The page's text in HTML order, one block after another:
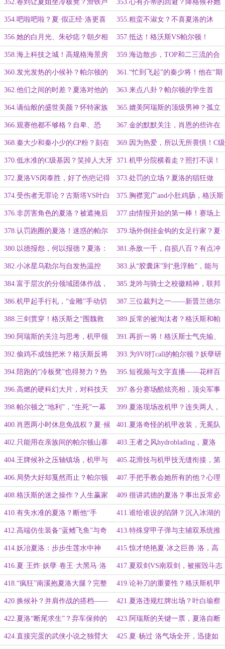
352.卷到让夏姐坐冷板凳？滑铁卢
式“待遇”！
353.心有芥蒂的回避？降格候补她
也稳得很！
354.吧啦吧啦？夏·假正经·洛更喜
欢动手！
355.粗蛮不淑女？不喜夏洛的沐
宸！
356.她的白月光、朱砂痣？朝夕相
处简直心机！
357.抵达！格沃斯VS帕尔顿！
358.海上科技之城！高规格海景房
之礼遇！
359.海边散步，TOP和二三流的合
作共赢！
360.发光发热的小候补？帕尔顿的
欢迎会！
361.“忙到飞起”的秦少将！他在“期
待”什么？
362.他们之间的时差？夏洛对他的
过度解读！
363.来点八卦？帕尔顿的学生首
席！
364.谪仙般的盛世美颜？怀特家族
与冰原雪狼！
365.媲美阿瑞斯的顶级男神？孤立
无援的金！
366.观赛他都不够格？自卑、恐
慌、突发事件！
367.金的默默关注，肖恩的些许在
意
368.秦大少和秦小少的CP粉？刻在
骨子里的张扬与自信！
369.因为热爱，所以无所畏惧！C级
基因亦能创造奇迹！
370.低水准的C级基因？笑掉人大牙
的格沃斯？
371.机甲分院横着走？照打不误！
372.夏洛VS闵泰胜，好了伤疤记得
疼！
373.处罚的立场？夏洛的猖狂做
派！
374.受伤者无罪论？古斯塔VS叶白
瑜！
375.胸襟宽广and小肚鸡肠，格沃斯
与帕尔顿的高下！
376.非厉害角色的夏洛？被遮掩后
的0曝光率！
377.由情报开始的第一棒！赛场上
见真章！
378.认罚跑圈的夏洛！迷惑的帕尔
顿机甲分院生！
379.场外倒挂金钩的女足行家？夏·
足球小将·洛的进球！
380.以德报怨，何以报德？夏洛：
我也不是什么好人
381.杀敌一千，自损八百？有点冲
动的机甲分院团宠！
382.小冰星乌勒尔与自发热温控
衣，机甲分赛场ready to go！
383.从“胶囊床”到“悬浮舱”，能与
自然对抗的科技之力！
384.富于层次的分领域团体作战，
阿拉丁的“魔毯”——悬浮座舱！
385.龙吟与骑士之校徽精神，联邦
第一批机甲的诞生！
386.机甲起手行礼，“金雕”手动切
换之极强参与感！
387.三位裁判之一——新晋兰德尔
少将，猝不及防第一战！
388.三剑贯穿！格沃斯之“围魏救
赵”！
389.反常的被淘汰者？格沃斯和帕
尔顿之新技术！
390.阿瑞斯的关注与思考，机甲领
域震惊众人的巨大变革！
391.再折一将！格沃斯士气先输、
举步维艰？！
392.偷鸡不成蚀把米？格沃斯反将
一军！
393.为9V8打call的帕尔顿？妖孽研
究者的技术buff！
394.陪跑的“冷板凳”也得努力？热
度持续攀升的友谊赛！
395.短视频与文字直播——花样百
出star sky，秦少衡的默默关注！
396.高燃的硬科幻大片，对科技天
然亲近的夏洛！
397.各分赛场酷炫亮相，顶尖军事
院校精英学子之battle！
398.帕尔顿之“地利”，“生死”一幕
艾力克临危救场！
399.夏洛现场改机甲？连失两人，
帕尔顿最新水下作战技术！
400.肖恩两小时休息免战权？夏·候
补·洛终登场！
401.夏洛奇怪的机甲改装，无冕队
长的核心凝聚力！
402.只能用在亲族间的帕尔顿山寨
技术？夜间赛场“猫头鹰”登场！
403.王者之风hydroblading，夏洛
——所向披靡之冰雪女王！
404.王牌候补之压轴镇场，机甲与
花滑缔造完美双杀！
405.花滑技与机甲技无缝衔接，第
三台机甲——迅雷之速扭转战局！
406.局势大好却戛然而止？帕尔顿
的PTSD候补？
407.手把手教会她所有的他？心理
发酵之震慑与恐惧！
408.格沃斯的迷之操作？人生赢家
兰德尔夫人！
409.很讲武德的夏洛？事出反常必
有妖！
410.有失水准的夏洛？断他“手
脚”，成无兵可率之将！
411.谁给谁设的陷阱？沉入冰湖的
夏洛与难得派上用场的阿尔法！
412.高端仿生装备“蓝鳍飞鱼”与奇
异的水中“踏空”！
413.特殊穿甲子弹与主辅双系统推
进器？骚操作不断之夏洛！
414.妖冶夏洛：步步生莲水中神
祗！黄雀在后——谈氏兄弟OUT！
415.惊才绝艳夏·冰之巨兽·洛，高
级机甲技——伽什米亚“冰”风暴！
416.夏·王炸·妖孽·卷王·大黑马·洛
补剑受阻？失去“右手”的肖恩！
417.夏双剑VS南双剑，被摧毁斗志
后疯狂激进的南溪！
418.“疯狂”南溪抱夏洛大腿？完整
版机甲技live show！
419.论补刀的重要性？格沃斯机甲
维修区域大危机！
420.换候补？并肩作战的搭档——
以另一种方式战斗的制甲师们！
421.夏洛违规红牌出场？叶白瑜察
觉到的新细节！
422.夏洛“断尾求生”？弃车保帅的
魄力与胸襟！
423.阿瑞斯的关键一票，夏洛自断
一“臂”！
424.直接完蛋的武侠小说之独臂大 425.夏·杨过·洛气场全开，迅捷如